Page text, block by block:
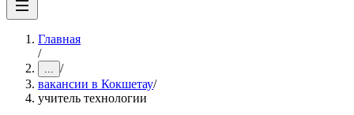
Главная
/
... /
вакансии в Кокшетау/
учитель технологии